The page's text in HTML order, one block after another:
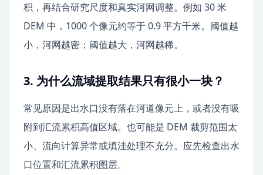
积，再结合研究尺度和真实河网调整。例如 30 米
DEM 中，1000 个像元约等于 0.9 平方千米。阈值越
小，河网越密；阈值越大，河网越稀。
3. 为什么流域提取结果只有很小一块？
常见原因是出水口没有落在河道像元上，或者没有吸
附到汇流累积高值区域。也可能是 DEM 裁剪范围太
小、流向计算异常或填洼处理不充分。应先检查出水
口位置和汇流累积图层。